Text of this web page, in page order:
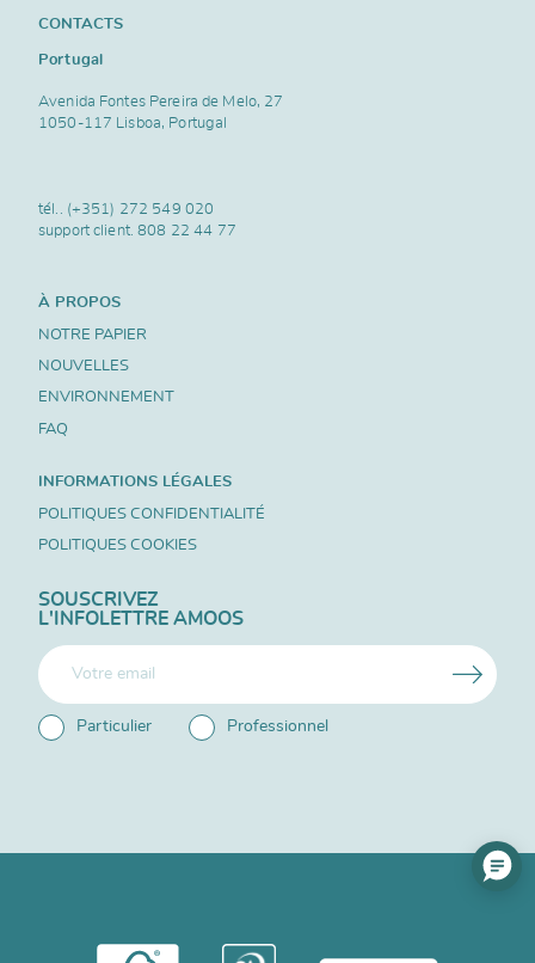
CONTACTS
Portugal
Avenida Fontes Pereira de Melo, 27
1050-117 Lisboa, Portugal
tél.. (+351) 272 549 020
support client.808 22 44 77
À PROPOS
NOTRE PAPIER
NOUVELLES
ENVIRONNEMENT
FAQ
INFORMATIONS LÉGALES
POLITIQUES CONFIDENTIALITÉ
POLITIQUES COOKIES
SOUSCRIVEZ
L'INFOLETTRE AMOOS
Particulier Professionnel